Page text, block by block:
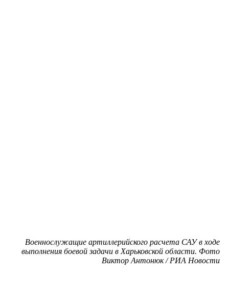
Военнослужащие артиллерийского расчета САУ в ходе
выполнения боевой задачи в Харьковской области. Фото
Виктор Антонюк / РИА Новости